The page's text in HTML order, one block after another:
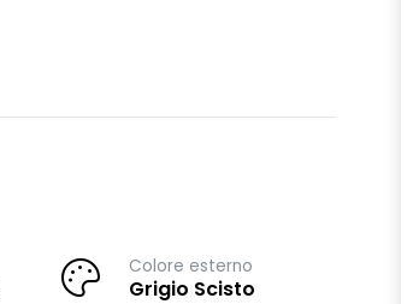
Colore esterno
Grigio Scisto